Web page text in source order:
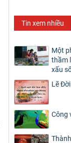
Tin xem nhiều
Một
thầm
xấu
Lẽ
Công